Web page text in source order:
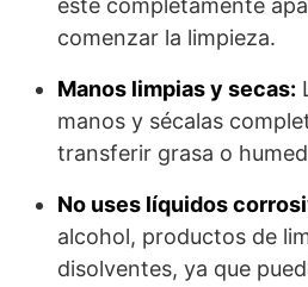
esté completamente
comenzar la limpieza.
Manos limpias y secas:
manos y sécalas
transferir grasa o
No uses líquidos
alcohol, productos de
disolventes, ya que